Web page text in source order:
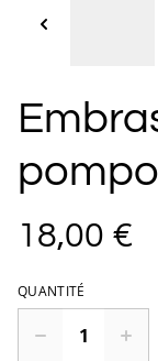
18,00 €
QUANTITÉ